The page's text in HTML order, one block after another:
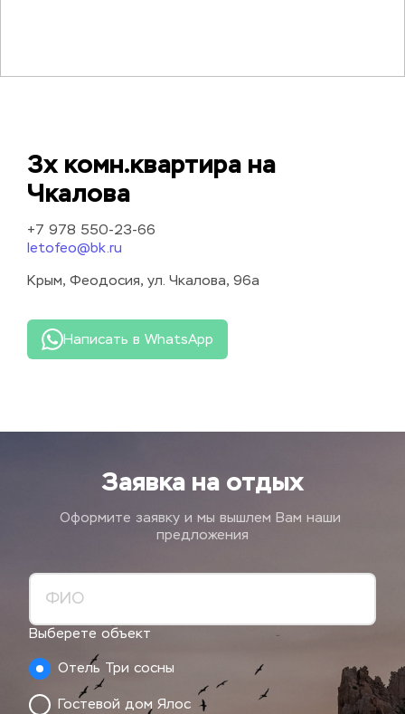
3х комн.квартира на
Чкалова
+7 978 550-23-66
letofeo@bk.ru
Крым, Феодосия, ул. Чкалова, 96а
Написать в WhatsApp
Заявка на отдых
Оформите заявку и мы вышлем Вам наши
предложения
Выберете объект
Отель Три сосны
Гостевой дом Ялос